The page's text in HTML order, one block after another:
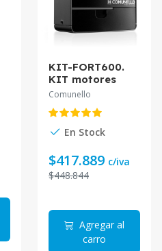
KIT-FORT600.
KIT motores
para puertas de
residencial e
industrial. 24V
Comunello
En Stock
$417.889 c/iva
$448.844
Agregar al
carro